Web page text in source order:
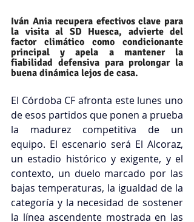
Iván Ania recupera efectivos clave para
la visita al SD Huesca, advierte del
factor climático como condicionante
principal y apela a mantener la
fiabilidad defensiva para prolongar la
buena dinámica lejos de casa.
El Córdoba CF afronta este lunes uno
de esos partidos que ponen a prueba
la madurez competitiva de un
equipo. El escenario será El Alcoraz,
un estadio histórico y exigente, y el
contexto, un duelo marcado por las
bajas temperaturas, la igualdad de la
categoría y la necesidad de sostener
la línea ascendente mostrada en las